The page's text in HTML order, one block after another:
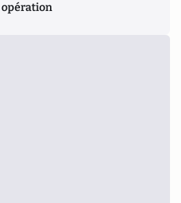
opération